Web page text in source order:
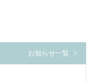
お知らせ一覧